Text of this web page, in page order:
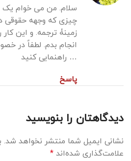
سلام. من می خوام
چیزی که وجهه حقوقی
زمینۀ ترجمه. و این
انجام بدم. لطفاً در
… راهنمایی کنید
پاسخ
دیدگاهتان را بنویسید
نشانی ایمیل شما منتشر نخواهد شد.
علامت‌گذاری شده‌اند*